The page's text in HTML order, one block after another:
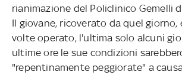
rianimazione del Policlinico Gemelli
Il giovane, ricoverato da quel
volte operato, l'ultima solo alcuni
ultime ore le sue condizioni
"repentinamente peggiorate" a